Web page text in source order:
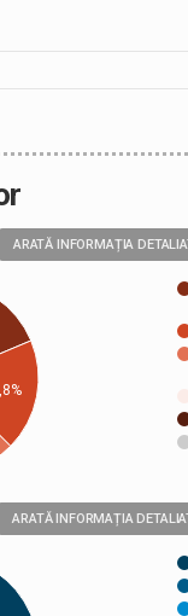
ARATĂ INFORMAȚIA
ARATĂ INFORMAȚIA